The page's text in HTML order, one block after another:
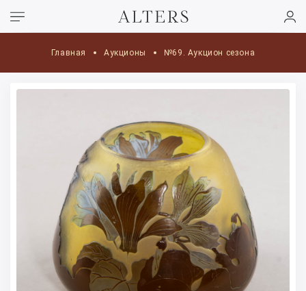
Главная Аукционы №69. Аукцион сезона